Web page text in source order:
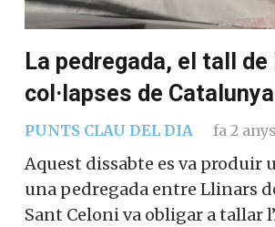
La pedregada, el tall de
col·lapses de Catalunya
PUNTS CLAU DEL DIA fa 2 anys
Aquest dissabte es va produir
una pedregada entre Llinars
Sant Celoni va obligar a tallar